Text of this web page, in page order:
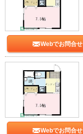
Webでお問合せ
Webでお問合せ